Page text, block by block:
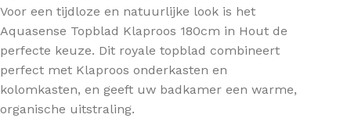
Voor een tijdloze en natuurlijke look is het
Aquasense Topblad Klaproos 180cm in Hout de
perfecte keuze. Dit royale topblad combineert
perfect met Klaproos onderkasten en
kolomkasten, en geeft uw badkamer een warme,
organische uitstraling.